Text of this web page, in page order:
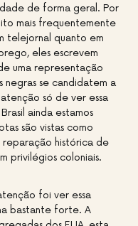
de forma geral. Por
mais frequentemente
telejornal quanto em
eles escrevem
uma representação
negras se candidatem a
só de ver essa
ainda estamos
são vistas como
reparação histórica de
privilégios coloniais.
foi ver essa
bastante forte. A